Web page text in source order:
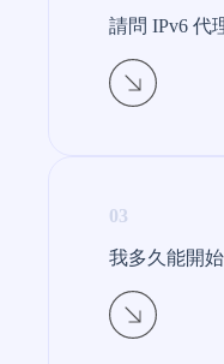
請問 IPv6 代
03
我多久能開